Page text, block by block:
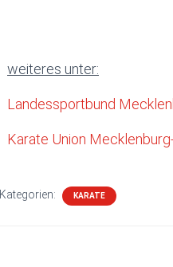
weiteres unter:
Landessportbund
Karate Union
Kategorien: KARATE